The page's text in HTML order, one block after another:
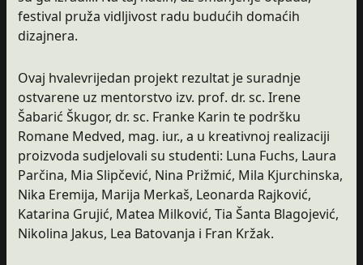
festival pruža vidljivost radu budućih domaćih
dizajnera.
Ovaj hvalevrijedan projekt rezultat je suradnje
ostvarene uz mentorstvo izv. prof. dr. sc. Irene
Šabarić Škugor, dr. sc. Franke Karin te podršku
Romane Medved, mag. iur., a u kreativnoj realizaciji
proizvoda sudjelovali su studenti: Luna Fuchs, Laura
Parčina, Mia Slipčević, Nina Prižmić, Mila Kjurchinska,
Nika Eremija, Marija Merkaš, Leonarda Rajković,
Katarina Grujić, Matea Milković, Tia Šanta Blagojević,
Nikolina Jakus, Lea Batovanja i Fran Kržak.